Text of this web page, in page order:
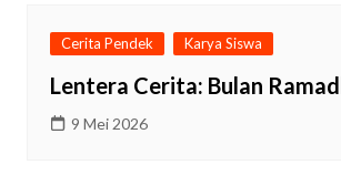
Cerita Pendek Karya Siswa
Lentera Cerita: Bulan
9 Mei 2026